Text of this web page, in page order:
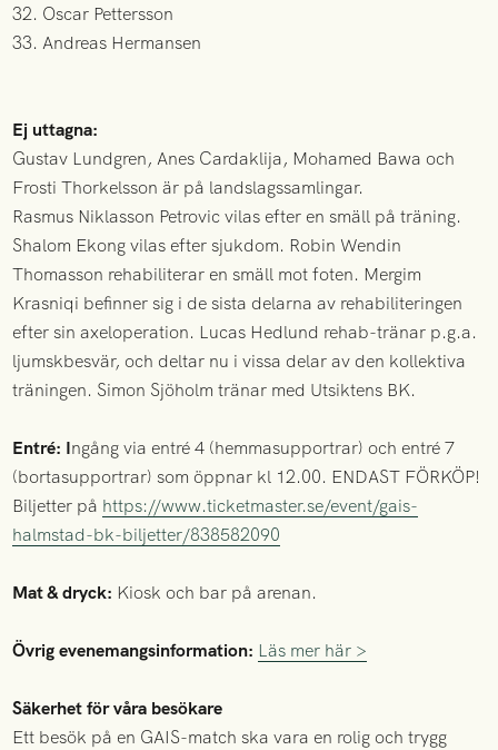
32. Oscar Pettersson
33. Andreas Hermansen
Ej uttagna:
Gustav Lundgren, Anes Cardaklija, Mohamed Bawa och
Frosti Thorkelsson är på landslagssamlingar.
Rasmus Niklasson Petrovic vilas efter en smäll på träning.
Shalom Ekong vilas efter sjukdom. Robin Wendin
Thomasson rehabiliterar en smäll mot foten. Mergim
Krasniqi befinner sig i de sista delarna av rehabiliteringen
efter sin axeloperation. Lucas Hedlund rehab-tränar p.g.a.
ljumskbesvär, och deltar nu i vissa delar av den kollektiva
träningen. Simon Sjöholm tränar med Utsiktens BK.
Entré: Ingång via entré 4 (hemmasupportrar) och entré 7
(bortasupportrar) som öppnar kl 12.00. ENDAST FÖRKÖP!
Biljetter på https://www.ticketmaster.se/event/gais-
halmstad-bk-biljetter/838582090
Mat & dryck: Kiosk och bar på arenan.
Övrig evenemangsinformation: Läs mer här >
Säkerhet för våra besökare
Ett besök på en GAIS-match ska vara en rolig och trygg